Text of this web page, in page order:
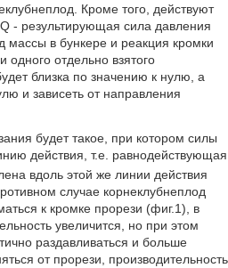
Кроме того, действуют
- результирующая сила давления
массы в бункере и реакция кромки
одного отдельно взятого
близка по значению к нулю, а
и зависеть от направления
будет такое, при котором силы
действия, т.е. равнодействующая
вдоль этой же линии действия
случае корнеклубнеплод
к кромке прорези (фиг.1), в
увеличится, но при этом
раздавливаться и больше
от прорези, производительность